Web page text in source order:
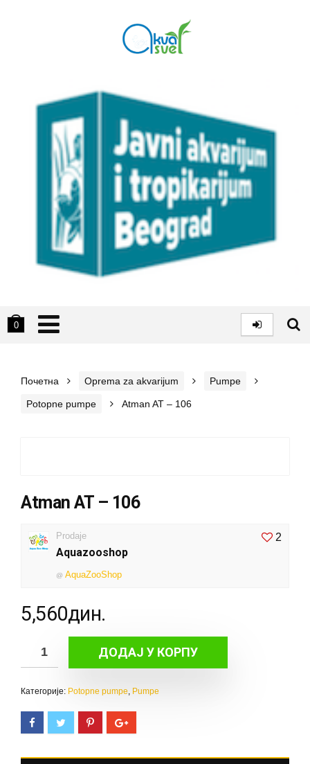
0
Почетна Oprema za akvarijum Pumpe
Potopne pumpe Atman AT – 106
Atman AT – 106
2
Prodaje
Aquazooshop
@ AquaZooShop
5,560дин.
106
количина
ДОДАЈ У КОРПУ
Категорије: Potopne pumpe, Pumpe